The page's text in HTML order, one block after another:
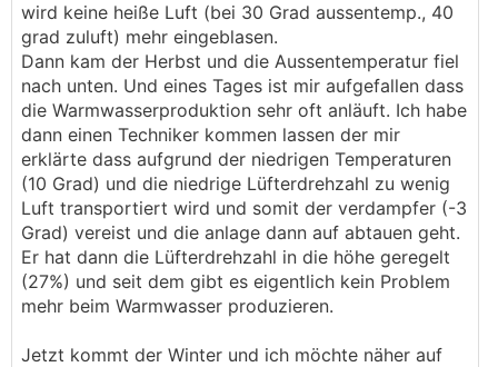
wird keine heiße Luft (bei 30 Grad aussentemp., 40
grad zuluft) mehr eingeblasen.
Dann kam der Herbst und die Aussentemperatur fiel
nach unten. Und eines Tages ist mir aufgefallen dass
die Warmwasserproduktion sehr oft anläuft. Ich habe
dann einen Techniker kommen lassen der mir
erklärte dass aufgrund der niedrigen Temperaturen
(10 Grad) und die niedrige Lüfterdrehzahl zu wenig
Luft transportiert wird und somit der verdampfer (-3
Grad) vereist und die anlage dann auf abtauen geht.
Er hat dann die Lüfterdrehzahl in die höhe geregelt
(27%) und seit dem gibt es eigentlich kein Problem
mehr beim Warmwasser produzieren.
Jetzt kommt der Winter und ich möchte näher auf